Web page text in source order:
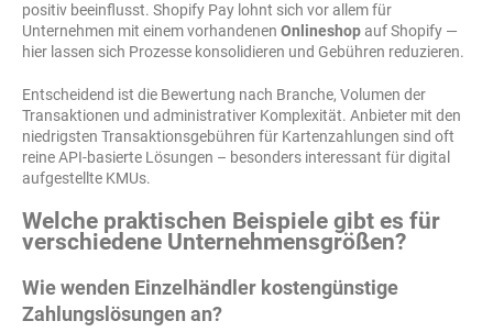
positiv beeinflusst. Shopify Pay lohnt sich vor allem für
Unternehmen mit einem vorhandenen Onlineshopauf Shopify —
hier lassen sich Prozesse konsolidieren und Gebühren reduzieren.
Entscheidend ist die Bewertung nach Branche, Volumen der
Transaktionen und administrativer Komplexität. Anbieter mit den
niedrigsten Transaktionsgebühren für Kartenzahlungen sind oft
reine API-basierte Lösungen – besonders interessant für digital
aufgestellte KMUs.
Welche praktischen Beispiele gibt es für
verschiedene Unternehmensgrößen?
Wie wenden Einzelhändler kostengünstige
Zahlungslösungen an?